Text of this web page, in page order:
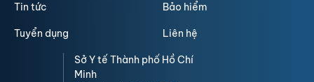
Tin tức Bảo hiểm
Tuyển dụng Liên hệ
Sở Y tế Thành phố Hồ Chí
Minh